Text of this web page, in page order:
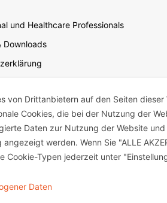
und Healthcare Professionals
Downloads
für die Website-Nutzung
von Drittanbietern auf den Seiten dieser
Cookies, die bei der Nutzung der
Daten zur Nutzung der Website
werden. Wenn Sie "ALLE
Cookie-Typen jederzeit unter
Daten